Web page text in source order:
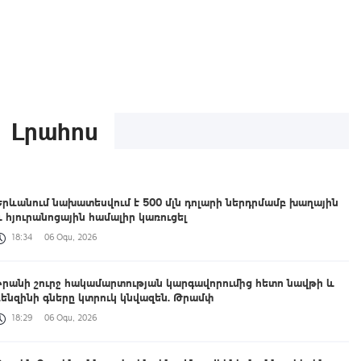
Լրահոս
նախատեսվում է 500 մլն դոլարի ներդրմամբ խաղային
հյուրանոցային համալիր կառուցել
18:34 06 Օգս, 2026
շուրջ հակամարտության կարգավորումից հետո նավթի և
գները կտրուկ կնվազեն. Թրամփ
18:29 06 Օգս, 2026